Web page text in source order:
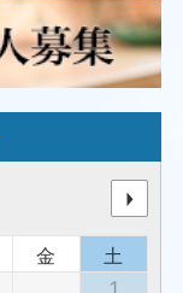
金
土